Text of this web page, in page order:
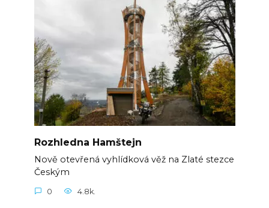
Rozhledna Hamštejn
Nově otevřená vyhlídková věž na Zlaté stezce
Českým
0 4.8k.